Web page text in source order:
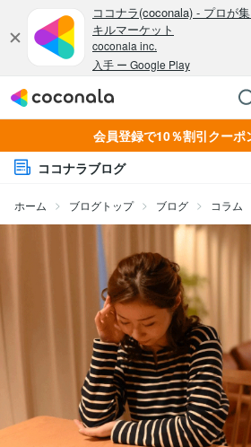
会員登録で10％割引クーポ
ココナラブログ
ホーム ブログトップ ブログ コラム